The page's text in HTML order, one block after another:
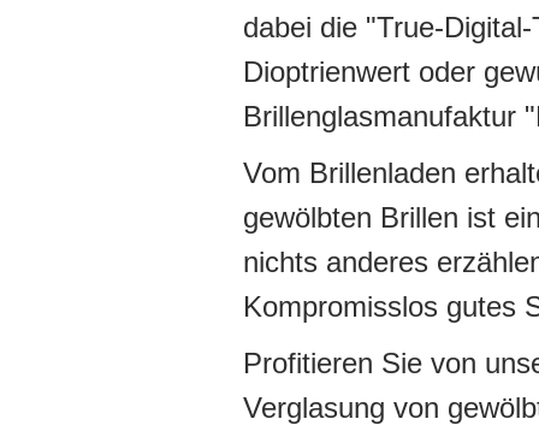
dabei die "True-
Dioptrienwert oder
Brillenglasmanufaktur
Vom Brillenladen
gewölbten Brillen ist
nichts anderes
Kompromisslos gutes
Profitieren Sie von
Verglasung von